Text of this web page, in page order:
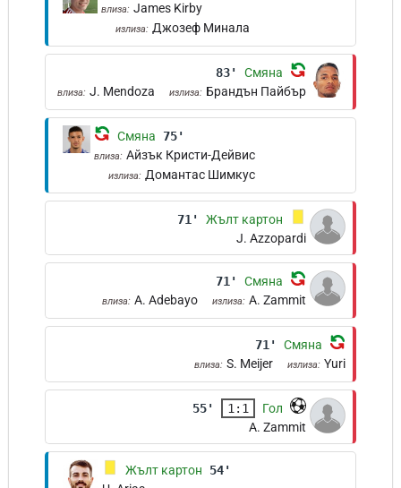
влиза: James Kirby
излиза: Джозеф Минала
83' Смяна
влиза: J. Mendoza излиза: Брандън Пайбър
Смяна 75'
влиза: Айзък Кристи-Дейвис
излиза: Домантас Шимкус
71'
Жълт картон
J. Azzopardi
71' Смяна
влиза: A. Adebayo излиза: A. Zammit
71' Смяна
влиза: S. Meijer излиза: Yuri
55' 1:1
Гол
A. Zammit
Жълт картон
54'